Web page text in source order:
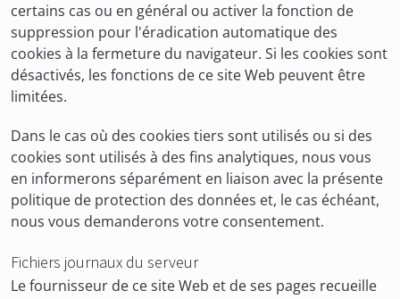
certains cas ou en général ou activer la fonction de
suppression pour l'éradication automatique des
cookies à la fermeture du navigateur. Si les cookies sont
désactivés, les fonctions de ce site Web peuvent être
limitées.
Dans le cas où des cookies tiers sont utilisés ou si des
cookies sont utilisés à des fins analytiques, nous vous
en informerons séparément en liaison avec la présente
politique de protection des données et, le cas échéant,
nous vous demanderons votre consentement.
Fichiers journaux du serveur
Le fournisseur de ce site Web et de ses pages recueille